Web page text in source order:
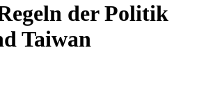
der Politik
Taiwan